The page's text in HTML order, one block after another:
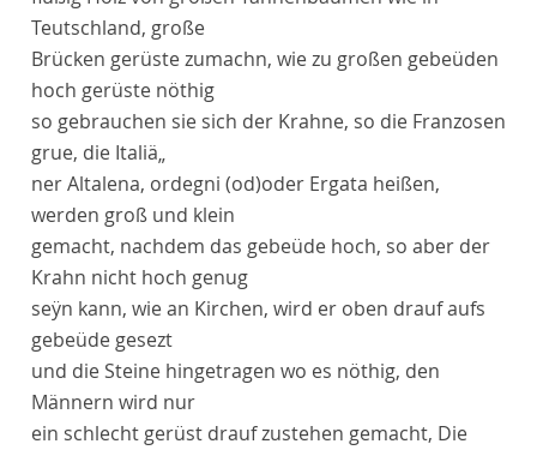
Teutschland, große
Brücken gerüste zumachn, wie zu großen gebeüden
hoch gerüste nöthig
so gebrauchen sie sich der Krahne, so die Franzosen
grue, die Italiä„
nerAltalena, ordegni (od)oder Ergata heißen,
werden groß und klein
gemacht, nachdem das gebeüde hoch, so aber der
Krahn nicht hoch genug
seÿn kann, wie an Kirchen, wird er oben drauf aufs
gebeüde gesezt
und die Steine hingetragen wo es nöthig, den
Männern wird nur
ein schlecht gerüst drauf zustehen gemacht, Die